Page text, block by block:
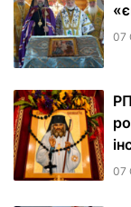
07
07